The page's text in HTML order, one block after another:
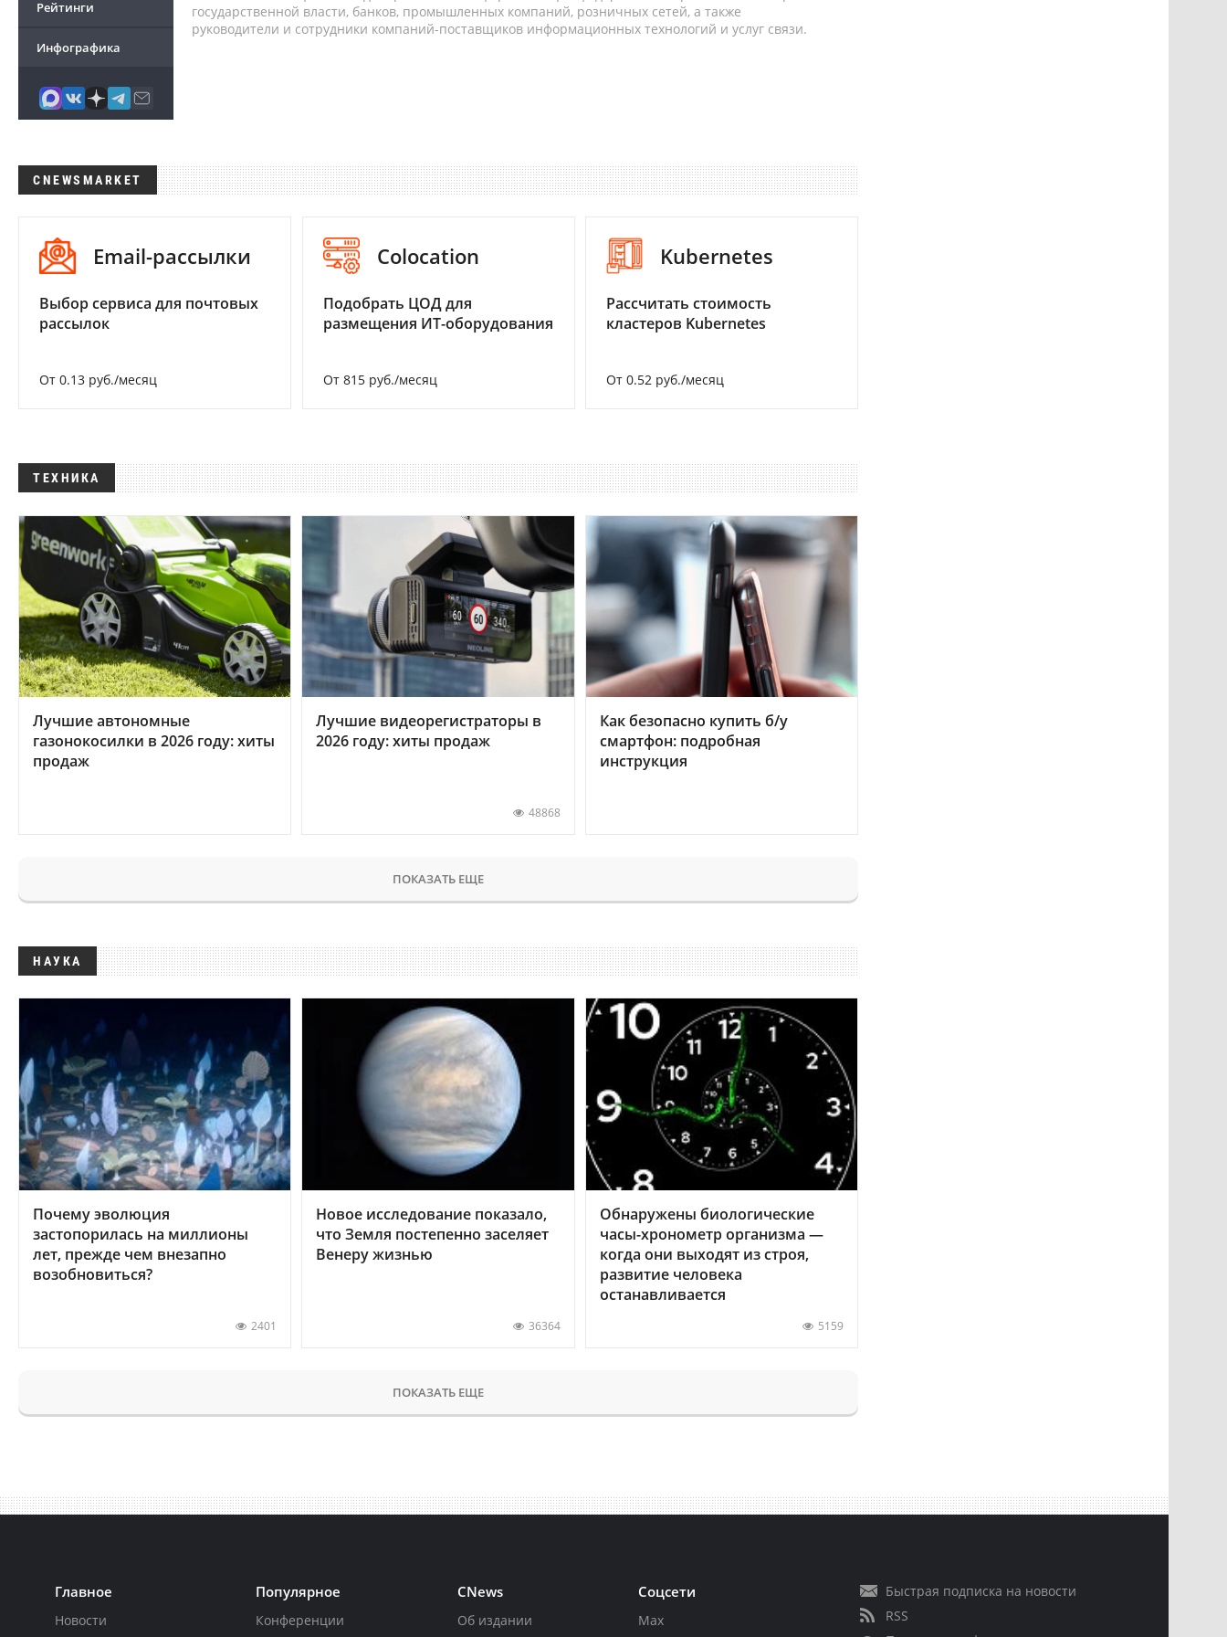
Рейтинги
Инфографика
государственной власти, банков, промышленных компаний, розничных сетей, а также
руководители и сотрудники компаний-поставщиков информационных технологий и услуг связи.
CNEWSMARKET
Email-рассылки
Выбор сервиса для почтовых
рассылок
От 0.13 руб./месяц
Colocation
Подобрать ЦОД для
размещения ИТ-оборудования
От 815 руб./месяц
Kubernetes
Рассчитать стоимость
кластеров Kubernetes
От 0.52 руб./месяц
ТЕХНИКА
Лучшие автономные
газонокосилки в 2026 году: хиты
продаж
Лучшие видеорегистраторы в
2026 году: хиты продаж
48868
Как безопасно купить б/у
смартфон: подробная
инструкция
ПОКАЗАТЬ ЕЩЕ
НАУКА
Почему эволюция
застопорилась на миллионы
лет, прежде чем внезапно
возобновиться?
2401
Новое исследование показало,
что Земля постепенно заселяет
Венеру жизнью
36364
Обнаружены биологические
часы-хронометр организма —
когда они выходят из строя,
развитие человека
останавливается
5159
ПОКАЗАТЬ ЕЩЕ
Главное
Новости
Популярное
Конференции
CNews
Об издании
Соцсети
Max
Быстрая подписка на новости
RSS